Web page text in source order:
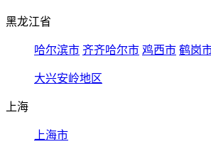
黑龙江省
哈尔滨市 齐齐哈尔市 鸡西市 鹤岗
大兴安岭地区
上海
上海市